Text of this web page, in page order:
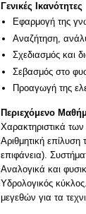
Γενικές Ικανότητες
Εφαρμογή της
Αναζήτηση,
Σχεδιασμός και
Σεβασμός στο
Προαγωγή της
Περιεχόμενο
Xαρακτηριστικά
Aριθμητική
επιφάνεια).
Aναλογικά και
Yδρολογικός
μεγεθών για τα